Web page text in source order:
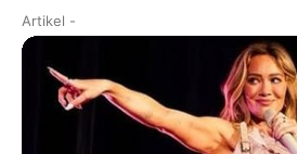
Artikel -